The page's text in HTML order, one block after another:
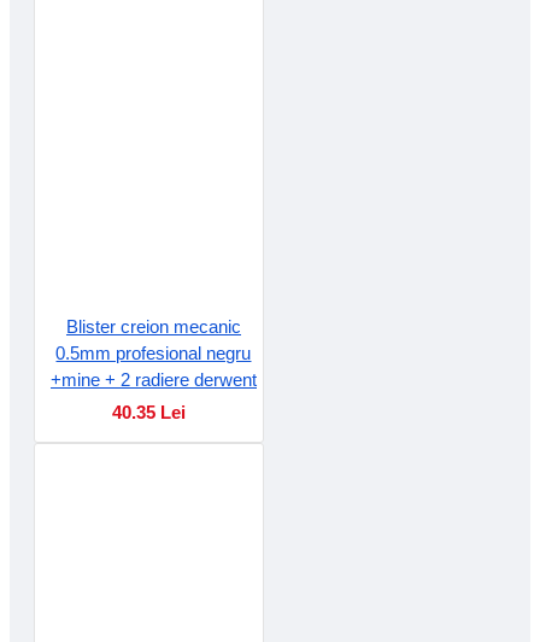
Blister creion mecanic
0.5mm profesional negru
+mine + 2 radiere derwent
40.35 Lei